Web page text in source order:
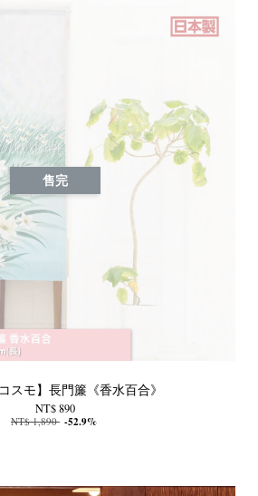
售完
スモ】長門簾《香水百合》
NT$ 890
NT$ 1,890 -52.9%